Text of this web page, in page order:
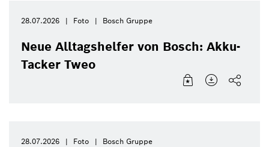
28.07.2026 Foto Bosch Gruppe
Neue Alltagshelfer von Bosch: Akku-
Tacker Tweo
28.07.2026 Foto Bosch Gruppe